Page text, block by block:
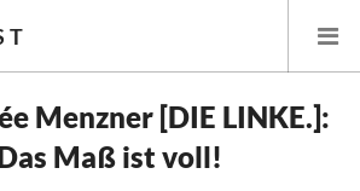
Menzner [DIE LINKE.]:
Maß ist voll!